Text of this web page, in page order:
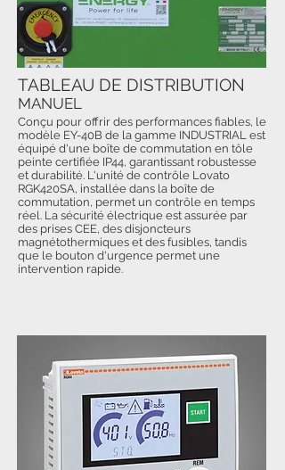
Conçu pour offrir des performances fiables, le
modèle EY-40B de la gamme INDUSTRIAL est
équipé d'une boîte de commutation en tôle
peinte certifiée IP44, garantissant robustesse
et durabilité. L'unité de contrôle Lovato
RGK420SA, installée dans la boîte de
commutation, permet un contrôle en temps
réel. La sécurité électrique est assurée par
des prises CEE, des disjoncteurs
magnétothermiques et des fusibles, tandis
que le bouton d'urgence permet une
intervention rapide.
TABLEAU DE DISTRIBUTION
MANUEL